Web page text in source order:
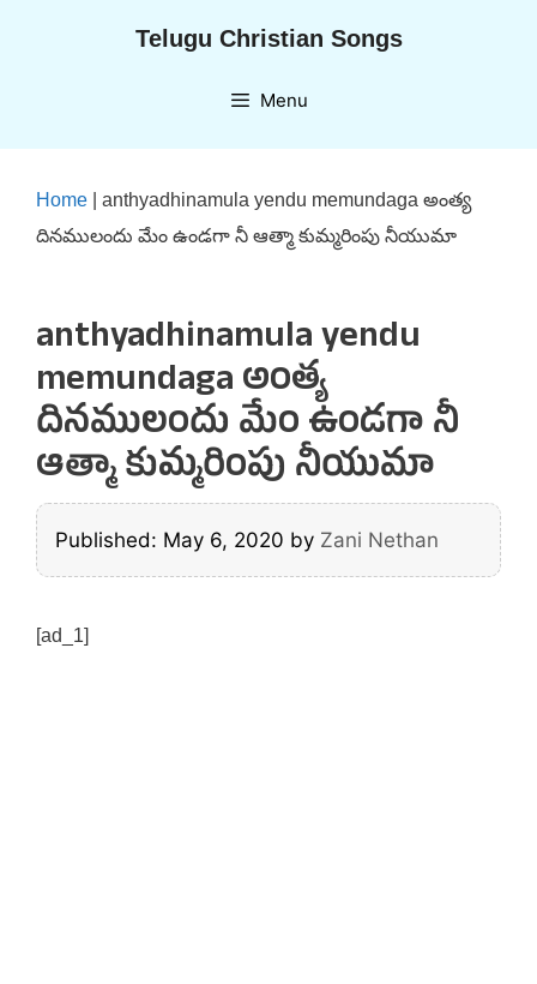
Telugu Christian Songs
Menu
Home
anthyadhinamula yendu memundaga అంత్య
దినములందు మేం ఉండగా నీ ఆత్మా కుమ్మరింపు నీయుమా
anthyadhinamula yendu
memundaga అంత్య
దినములందు మేం ఉండగా నీ
ఆత్మా కుమ్మరింపు నీయుమా
Published: May 6, 2020 by Zani Nethan
[ad_1]